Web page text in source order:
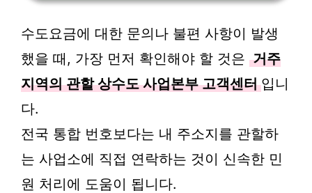
수도요금에 대한 문의나 불편 사항이 발생
했을 때, 가장 먼저 확인해야 할 것은 거주
지역의 관할 상수도 사업본부 고객센터 입니
다.
전국 통합 번호보다는 내 주소지를 관할하
는 사업소에 직접 연락하는 것이 신속한 민
원 처리에 도움이 됩니다.